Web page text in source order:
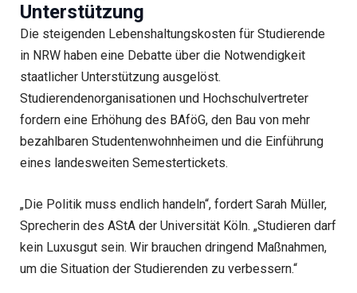
Unterstützung
Die steigenden Lebenshaltungskosten für Studierende
in NRW haben eine Debatte über die Notwendigkeit
staatlicher Unterstützung ausgelöst.
Studierendenorganisationen und Hochschulvertreter
fordern eine Erhöhung des BAföG, den Bau von mehr
bezahlbaren Studentenwohnheimen und die Einführung
eines landesweiten Semestertickets.
„Die Politik muss endlich handeln“, fordert Sarah Müller,
Sprecherin des AStA der Universität Köln. „Studieren darf
kein Luxusgut sein. Wir brauchen dringend Maßnahmen,
um die Situation der Studierenden zu verbessern.“